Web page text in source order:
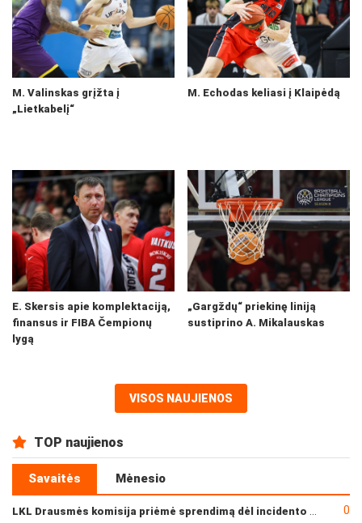
M. Valinskas grįžta į
„Lietkabelį“
M. Echodas keliasi į Klaipėdą
E. Skersis apie komplektaciją,
finansus ir FIBA Čempionų
lygą
„Gargždų“ priekinę liniją
sustiprino A. Mikalauskas
VISOS NAUJIENOS
TOP naujienos
Savaitės Mėnesio
LKL Drausmės komisija priėmė sprendimą dėl incidento po „Neptūno“ ir „Juventus“ rungtynių 0